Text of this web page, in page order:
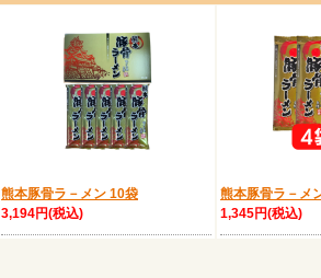
熊本豚骨ラ－メン 10袋
3,194円(税込)
熊本豚骨ラ－メ
1,345円(税込)